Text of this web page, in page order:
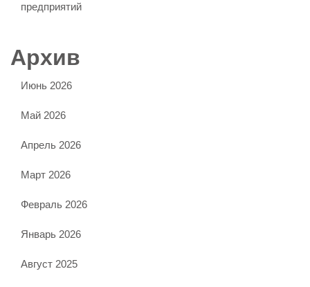
предприятий
Архив
Июнь 2026
Май 2026
Апрель 2026
Март 2026
Февраль 2026
Январь 2026
Август 2025